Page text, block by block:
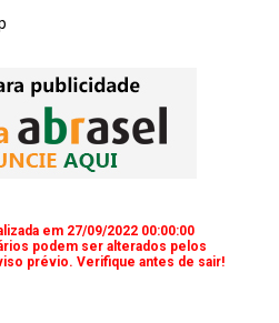
em 27/09/2022 00:00:00
podem ser alterados pelos
prévio. Verifique antes de sair!